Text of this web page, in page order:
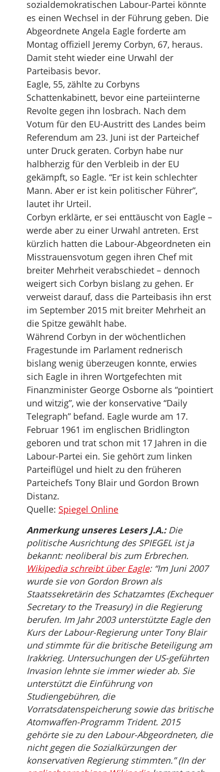
sozialdemokratischen Labour-Partei könnte
es einen Wechsel in der Führung geben. Die
Abgeordnete Angela Eagle forderte am
Montag offiziell Jeremy Corbyn, 67, heraus.
Damit steht wieder eine Urwahl der
Parteibasis bevor.
Eagle, 55, zählte zu Corbyns
Schattenkabinett, bevor eine parteiinterne
Revolte gegen ihn losbrach. Nach dem
Votum für den EU-Austritt des Landes beim
Referendum am 23. Juni ist der Parteichef
unter Druck geraten. Corbyn habe nur
halbherzig für den Verbleib in der EU
gekämpft, so Eagle. “Er ist kein schlechter
Mann. Aber er ist kein politischer Führer”,
lautet ihr Urteil.
Corbyn erklärte, er sei enttäuscht von Eagle –
werde aber zu einer Urwahl antreten. Erst
kürzlich hatten die Labour-Abgeordneten ein
Misstrauensvotum gegen ihren Chef mit
breiter Mehrheit verabschiedet – dennoch
weigert sich Corbyn bislang zu gehen. Er
verweist darauf, dass die Parteibasis ihn erst
im September 2015 mit breiter Mehrheit an
die Spitze gewählt habe.
Während Corbyn in der wöchentlichen
Fragestunde im Parlament rednerisch
bislang wenig überzeugen konnte, erwies
sich Eagle in ihren Wortgefechten mit
Finanzminister George Osborne als “pointiert
und witzig”, wie der konservative “Daily
Telegraph” befand. Eagle wurde am 17.
Februar 1961 im englischen Bridlington
geboren und trat schon mit 17 Jahren in die
Labour-Partei ein. Sie gehört zum linken
Parteiflügel und hielt zu den früheren
Parteichefs Tony Blair und Gordon Brown
Distanz.
Quelle: Spiegel Online
Anmerkung unseres Lesers J.A.:Die
politische Ausrichtung des SPIEGEL ist ja
bekannt: neoliberal bis zum Erbrechen.
Wikipedia schreibt über Eagle: “Im Juni 2007
wurde sie von Gordon Brown als
Staatssekretärin des Schatzamtes (Exchequer
Secretary to the Treasury) in die Regierung
berufen. Im Jahr 2003 unterstützte Eagle den
Kurs der Labour-Regierung unter Tony Blair
und stimmte für die britische Beteiligung am
Irakkrieg. Untersuchungen der US-geführten
Invasion lehnte sie immer wieder ab. Sie
unterstützt die Einführung von
Studiengebühren, die
Vorratsdatenspeicherung sowie das britische
Atomwaffen-Programm Trident. 2015
gehörte sie zu den Labour-Abgeordneten, die
nicht gegen die Sozialkürzungen der
konservativen Regierung stimmten.” (In der